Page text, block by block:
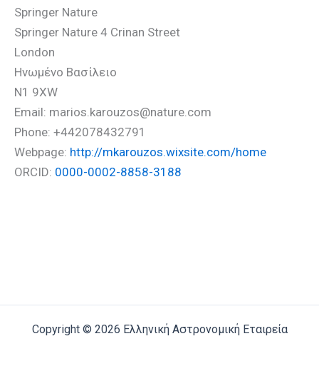
Springer Nature
Springer Nature 4 Crinan Street
London
Ηνωμένο Βασίλειο
N1 9XW
Email: marios.karouzos@nature.com
Phone: +442078432791
Webpage: http://mkarouzos.wixsite.com/home
ORCID: 0000-0002-8858-3188
Copyright © 2026 Ελληνική Αστρονομική Εταιρεία